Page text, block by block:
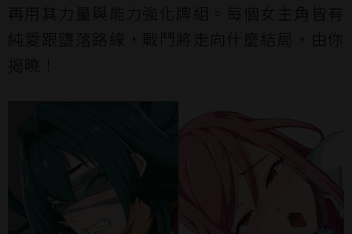
再用其力量與能力強化牌組。每個女主角皆有
純愛跟墮落路線，戰鬥將走向什麼結局，由你
揭曉！